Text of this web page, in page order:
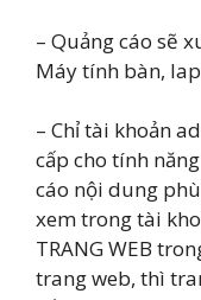
– Quảng cáo sẽ
Máy tính bàn,
– Chỉ tài khoản
cấp cho tính
cáo nội dung
xem trong tài
TRANG WEB
trang web, thì